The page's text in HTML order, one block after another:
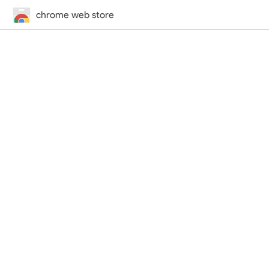
chrome web store